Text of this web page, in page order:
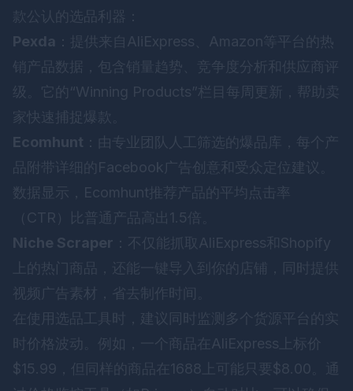
款公认的选品利器：
Pexda ：提供来自AliExpress、Amazon等平台的热
销产品数据，包含销量趋势、竞争度分析和供应商评
级。它的“Winning Products”栏目每周更新，帮助卖
家快速捕捉爆款。
Ecomhunt ：由专业团队人工筛选的爆品库，每个产
品附带详细的Facebook广告创意和受众定位建议。
数据显示，Ecomhunt推荐产品的平均点击率
（CTR）比普通产品高出1.5倍。
Niche Scraper ：不仅能抓取AliExpress和Shopify
上的热门商品，还能一键导入到你的店铺，同时提供
视频广告素材，省去制作时间。
在使用选品工具时，建议同时监测多个货源平台的实
时价格波动。例如，一个商品在AliExpress上标价
$15.99，但同样的商品在1688上可能只要$8.00。通